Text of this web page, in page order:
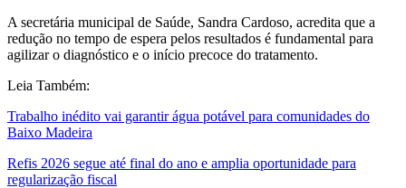
A secretária municipal de Saúde, Sandra Cardoso, acredita que a
redução no tempo de espera pelos resultados é fundamental para
agilizar o diagnóstico e o início precoce do tratamento.
Leia Também:
Trabalho inédito vai garantir água potável para comunidades do
Baixo Madeira
Refis 2026 segue até final do ano e amplia oportunidade para
regularização fiscal